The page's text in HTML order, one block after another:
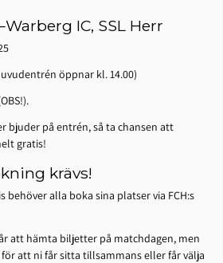
IC, SSL Herr
öppnar kl. 14.00)
bjuder på entrén, så ta chansen att
gratis!
krävs!
behöver alla boka sina platser via FCH:s
att hämta biljetter på matchdagen, men
att ni får sitta tillsammans eller får välja